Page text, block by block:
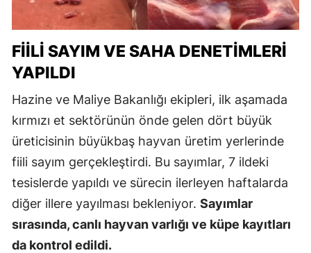
FIILI SAYIM VE SAHA DENETIMLERI
YAPILDI
Hazine ve Maliye Bakanlığı ekipleri, ilk aşamada
kırmızı et sektörünün önde gelen dört büyük
üreticisinin büyükbaş hayvan üretim yerlerinde
fiili sayım gerçekleştirdi. Bu sayımlar, 7 ildeki
tesislerde yapıldı ve sürecin ilerleyen haftalarda
diğer illere yayılması bekleniyor. Sayımlar
sırasında, canlı hayvan varlığı ve küpe kayıtları
da kontrol edildi.